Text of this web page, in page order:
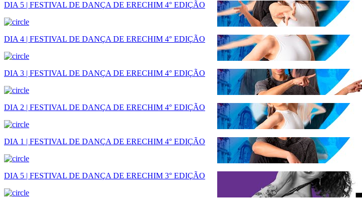
DIA 5 | FESTIVAL DE DANÇA DE ERECHIM 4° EDIÇÃO
DIA 4 | FESTIVAL DE DANÇA DE ERECHIM 4° EDIÇÃO
DIA 3 | FESTIVAL DE DANÇA DE ERECHIM 4° EDIÇÃO
DIA 2 | FESTIVAL DE DANÇA DE ERECHIM 4° EDIÇÃO
DIA 1 | FESTIVAL DE DANÇA DE ERECHIM 4° EDIÇÃO
DIA 5 | FESTIVAL DE DANÇA DE ERECHIM 3° EDIÇÃO